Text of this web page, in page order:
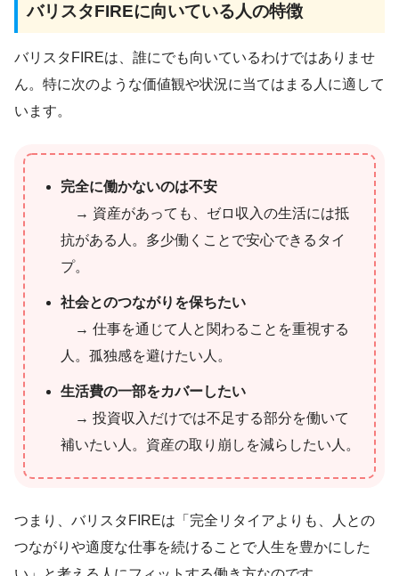
バリスタFIREに向いている人の特徴
バリスタFIREは、誰にでも向いているわけではありませ
ん。特に次のような価値観や状況に当てはまる人に適して
います。
完全に働かないのは不安
→ 資産があっても、ゼロ収入の生活には抵
抗がある人。多少働くことで安心できるタイ
プ。
社会とのつながりを保ちたい
→ 仕事を通じて人と関わることを重視する
人。孤独感を避けたい人。
生活費の一部をカバーしたい
→ 投資収入だけでは不足する部分を働いて
補いたい人。資産の取り崩しを減らしたい人。
つまり、バリスタFIREは「完全リタイアよりも、人との
つながりや適度な仕事を続けることで人生を豊かにした